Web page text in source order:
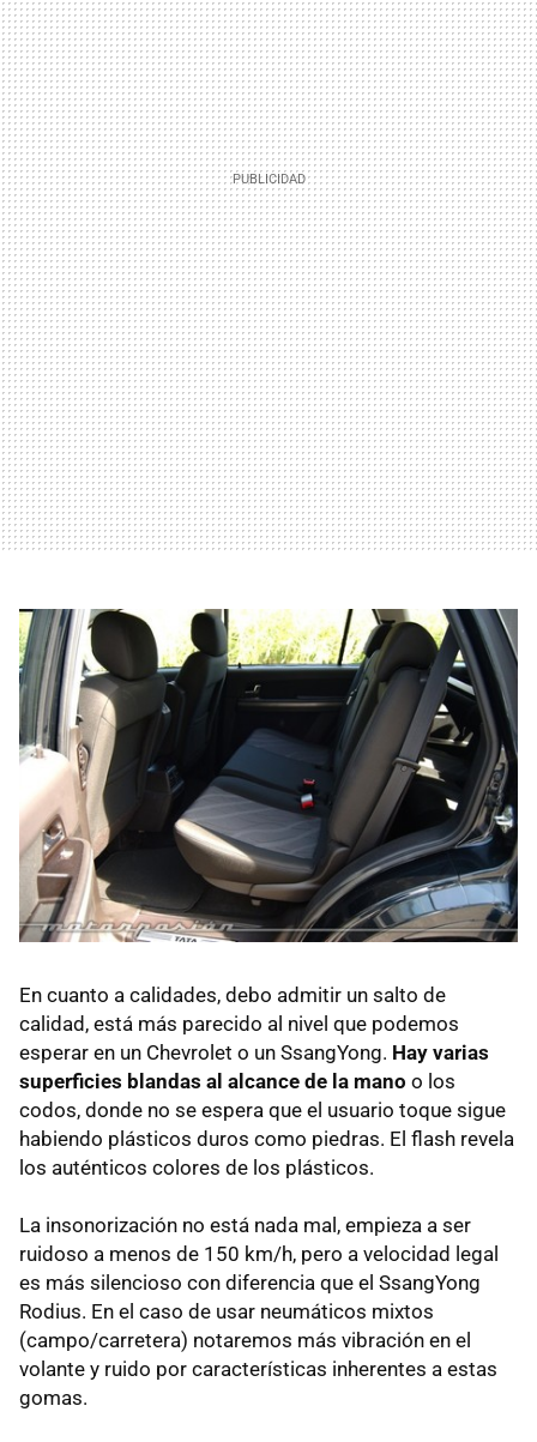
En cuanto a calidades, debo admitir un salto de
calidad, está más parecido al nivel que podemos
esperar en un Chevrolet o un SsangYong. Hay varias
superficies blandas al alcance de la mano o los
codos, donde no se espera que el usuario toque sigue
habiendo plásticos duros como piedras. El flash revela
los auténticos colores de los plásticos.
La insonorización no está nada mal, empieza a ser
ruidoso a menos de 150 km/h, pero a velocidad legal
es más silencioso con diferencia que el SsangYong
Rodius. En el caso de usar neumáticos mixtos
(campo/carretera) notaremos más vibración en el
volante y ruido por características inherentes a estas
gomas.